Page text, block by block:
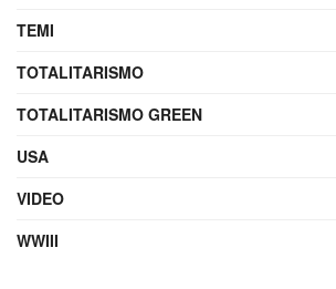
TEMI
TOTALITARISMO
TOTALITARISMO GREEN
USA
VIDEO
WWIII